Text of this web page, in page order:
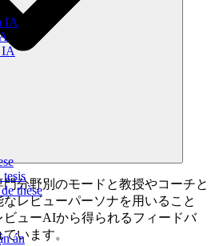
IA
IA
tesis
thèse
án
分野別のモードと教授やコーチと
レビューパーソナを用いること
ューAIから得られるフィードバ
います。